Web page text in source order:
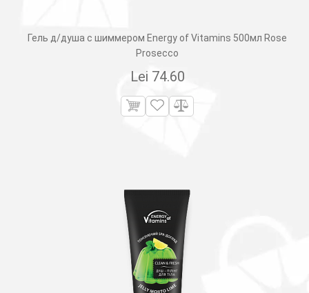
Гель д/душа с шиммером Energy of Vitamins 500мл Rose
Prosecco
Lei 74.60